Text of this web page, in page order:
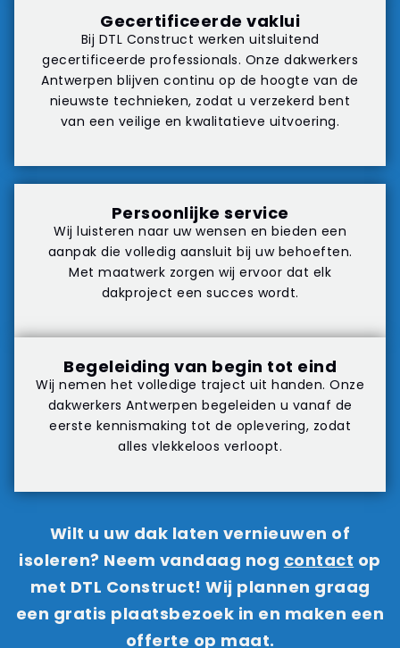
Gecertificeerde vaklui
Bij DTL Construct werken uitsluitend
gecertificeerde professionals. Onze dakwerkers
Antwerpen blijven continu op de hoogte van de
nieuwste technieken, zodat u verzekerd bent
van een veilige en kwalitatieve uitvoering.
Persoonlijke service
Wij luisteren naar uw wensen en bieden een
aanpak die volledig aansluit bij uw behoeften.
Met maatwerk zorgen wij ervoor dat elk
dakproject een succes wordt.
Begeleiding van begin tot eind
Wij nemen het volledige traject uit handen. Onze
dakwerkers Antwerpen begeleiden u vanaf de
eerste kennismaking tot de oplevering, zodat
alles vlekkeloos verloopt.
Wilt u uw dak laten vernieuwen of
isoleren? Neem vandaag nog contact op
met DTL Construct! Wij plannen graag
een gratis plaatsbezoek in en maken een
offerte op maat.